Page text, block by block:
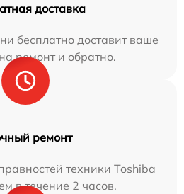
доставка
бесплатно доставит ваше
ремонт и обратно.
ремонт
техники Toshiba
в течение 2 часов.